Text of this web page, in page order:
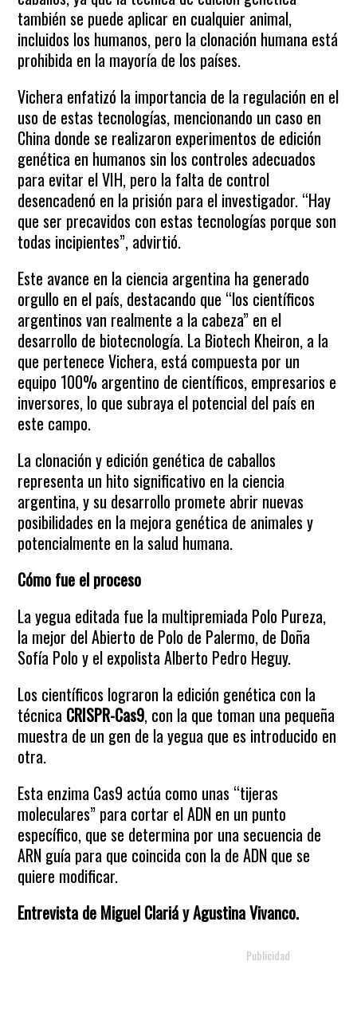
también se puede aplicar en cualquier animal,
incluidos los humanos, pero la clonación humana está
prohibida en la mayoría de los países.
Vichera enfatizó la importancia de la regulación en el
uso de estas tecnologías, mencionando un caso en
China donde se realizaron experimentos de edición
genética en humanos sin los controles adecuados
para evitar el VIH, pero la falta de control
desencadenó en la prisión para el investigador. “Hay
que ser precavidos con estas tecnologías porque son
todas incipientes”, advirtió.
Este avance en la ciencia argentina ha generado
orgullo en el país, destacando que “los científicos
argentinos van realmente a la cabeza” en el
desarrollo de biotecnología. La Biotech Kheiron, a la
que pertenece Vichera, está compuesta por un
equipo 100% argentino de científicos, empresarios e
inversores, lo que subraya el potencial del país en
este campo.
La clonación y edición genética de caballos
representa un hito significativo en la ciencia
argentina, y su desarrollo promete abrir nuevas
posibilidades en la mejora genética de animales y
potencialmente en la salud humana.
Cómo fue el proceso
La yegua editada fue la multipremiada Polo Pureza,
la mejor del Abierto de Polo de Palermo, de Doña
Sofía Polo y el expolista Alberto Pedro Heguy.
Los científicos lograron la edición genética con la
técnica CRISPR-Cas9, con la que toman una pequeña
muestra de un gen de la yegua que es introducido en
otra.
Esta enzima Cas9 actúa como unas “tijeras
moleculares” para cortar el ADN en un punto
específico, que se determina por una secuencia de
ARN guía para que coincida con la de ADN que se
quiere modificar.
Entrevista de Miguel Clariá y Agustina Vivanco.